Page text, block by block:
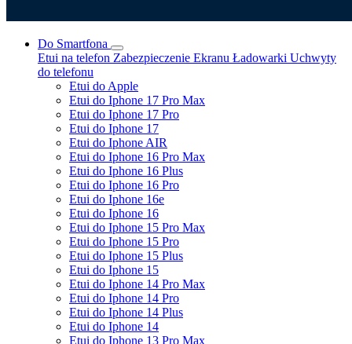
Do Smartfona
Etui na telefon Zabezpieczenie Ekranu Ładowarki Uchwyty
do telefonu
Etui do Apple
Etui do Iphone 17 Pro Max
Etui do Iphone 17 Pro
Etui do Iphone 17
Etui do Iphone AIR
Etui do Iphone 16 Pro Max
Etui do Iphone 16 Plus
Etui do Iphone 16 Pro
Etui do Iphone 16e
Etui do Iphone 16
Etui do Iphone 15 Pro Max
Etui do Iphone 15 Pro
Etui do Iphone 15 Plus
Etui do Iphone 15
Etui do Iphone 14 Pro Max
Etui do Iphone 14 Pro
Etui do Iphone 14 Plus
Etui do Iphone 14
Etui do Iphone 13 Pro Max